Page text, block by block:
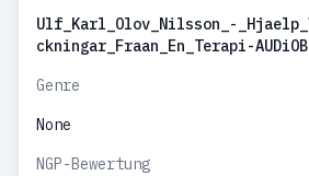
Ulf_Karl_Olov_Nilsson_-
ckningar_Fraan_En_Terapi-
Genre
None
NGP-Bewertung